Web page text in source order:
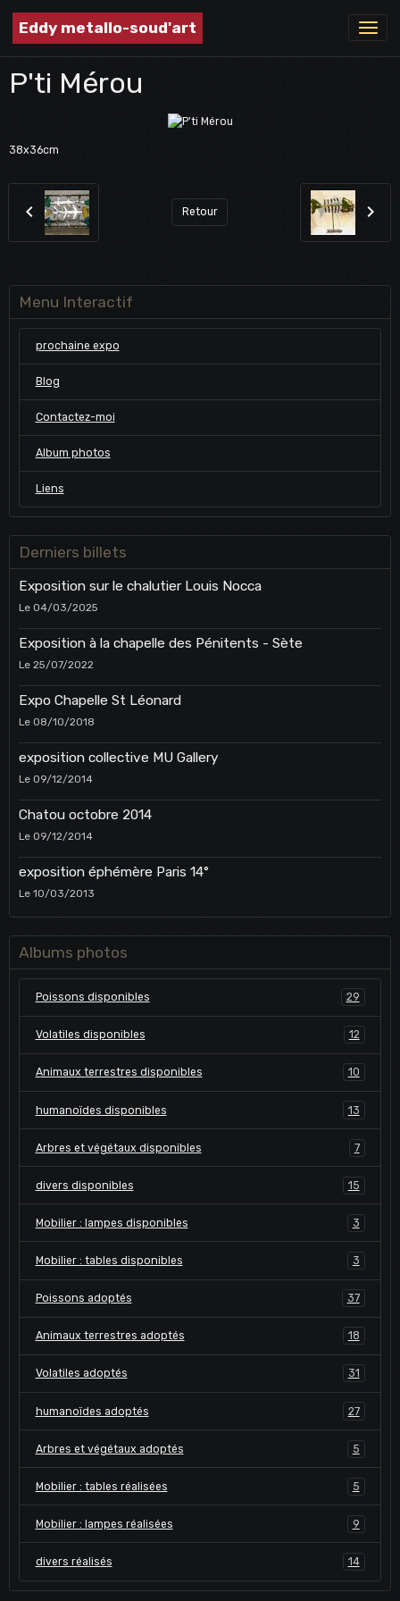
Eddy metallo-soud'art
P'ti Mérou
38x36cm
Retour
Menu Interactif
prochaine expo
Blog
Contactez-moi
Album photos
Liens
Derniers billets
Exposition sur le chalutier Louis Nocca
Le 04/03/2025
Exposition à la chapelle des Pénitents - Sète
Le 25/07/2022
Expo Chapelle St Léonard
Le 08/10/2018
exposition collective MU Gallery
Le 09/12/2014
Chatou octobre 2014
Le 09/12/2014
exposition éphémère Paris 14°
Le 10/03/2013
Albums photos
Poissons disponibles 29
Volatiles disponibles 12
Animaux terrestres disponibles 10
humanoïdes disponibles 13
Arbres et végétaux disponibles 7
divers disponibles 15
Mobilier : lampes disponibles 3
Mobilier : tables disponibles 3
Poissons adoptés 37
Animaux terrestres adoptés 18
Volatiles adoptés 31
humanoïdes adoptés 27
Arbres et végétaux adoptés 5
Mobilier : tables réalisées 5
Mobilier : lampes réalisées 9
divers réalisés 14